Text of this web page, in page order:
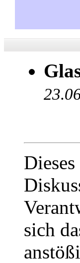
sich